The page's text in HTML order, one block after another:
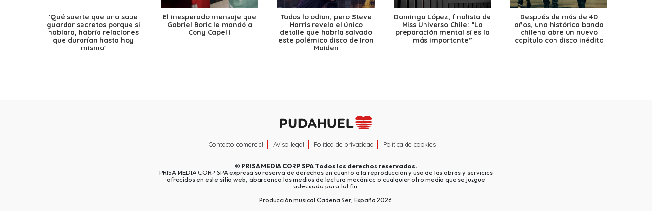
'Qué suerte que uno sabe
guardar secretos porque si
hablara, habría relaciones
que durarían hasta hoy
mismo'
El inesperado mensaje que
Gabriel Boric le mandó a
Cony Capelli
Todos lo odian, pero Steve
Harris revela el único
detalle que habría salvado
este polémico disco de Iron
Maiden
Dominga López, finalista de
Miss Universo Chile: “La
preparación mental sí es la
más importante”
Después de más de 40
años, una histórica banda
chilena abre un nuevo
capítulo con disco inédito
Contacto comercial Aviso legal Política de privacidad Política de cookies
© PRISA MEDIA CORP SPATodos los derechos reservados.
PRISA MEDIA CORP SPA expresa su reserva de derechos en cuanto a la reproducción y uso de las obras y servicios
ofrecidos en este sitio web, abarcando los medios de lectura mecánica o cualquier otro medio que se juzgue
adecuado para tal fin.
Producción musical Cadena Ser, España 2026.